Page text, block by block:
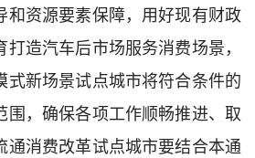
和资源要素保障，用好现有财政
造汽车后市场服务消费场景，
式新场景试点城市将符合条件的
围，确保各项工作顺畅推进、取
通消费改革试点城市要结合本通